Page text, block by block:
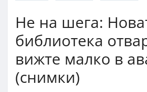
Не на шега:
библиотека
вижте малко в
(снимки)